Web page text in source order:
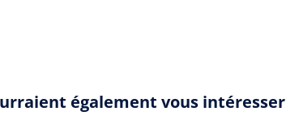
également vous intéresser